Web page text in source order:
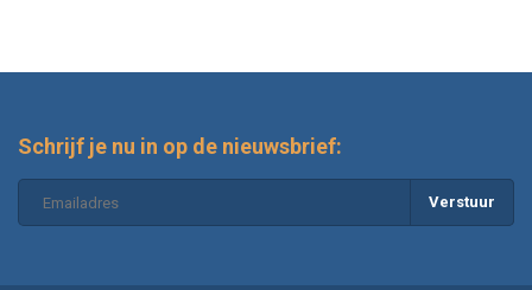
Schrijf je nu in op de nieuwsbrief:
Verstuur